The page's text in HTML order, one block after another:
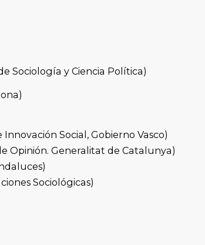
Sociología y Ciencia Política)
Social, Gobierno Vasco)
Opinión. Generalitat de Catalunya)
Sociológicas)